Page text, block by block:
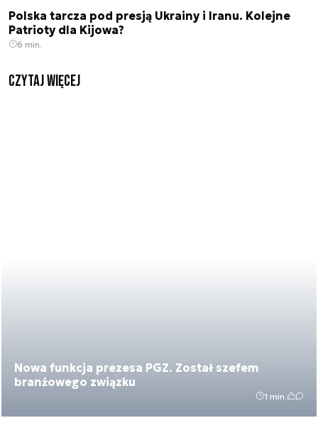
Polska tarcza pod presją Ukrainy i Iranu. Kolejne
Patrioty dla Kijowa?
6 min.
czytaj więcej
Nowa funkcja prezesa PGZ. Został szefem
branżowego związku
1 min.